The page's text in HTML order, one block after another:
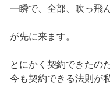
一瞬で、全部、吹っ飛
が先に来ます。
とにかく契約できたの
今も契約できる法則が